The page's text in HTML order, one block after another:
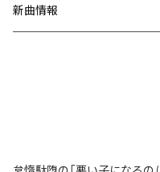
新曲情報